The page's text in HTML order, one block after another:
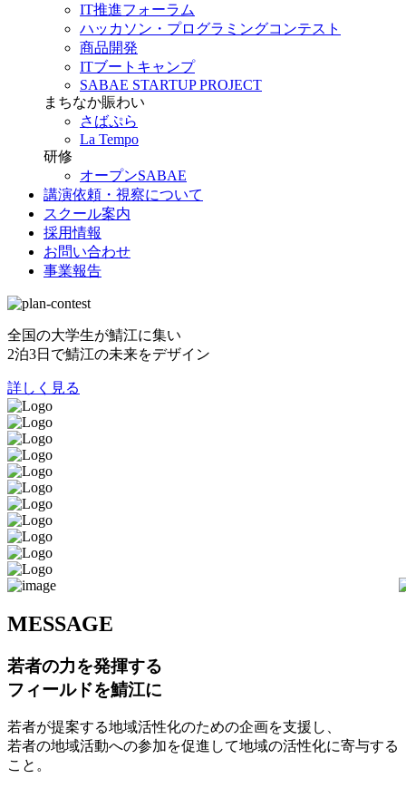
IT推進フォーラム
ハッカソン・プログラミングコンテスト
商品開発
ITブートキャンプ
SABAE STARTUP PROJECT
まちなか賑わい
さばぷら
La Tempo
研修
オープンSABAE
講演依頼・視察について
スクール案内
採用情報
お問い合わせ
事業報告
全国の大学生が鯖江に集い
2泊3日で鯖江の未来をデザイン
詳しく見る
MESSAGE
若者の力を発揮する
フィールドを鯖江に
若者が提案する地域活性化のための企画を支援し、
若者の地域活動への参加を促進して地域の活性化に寄与する
こと。